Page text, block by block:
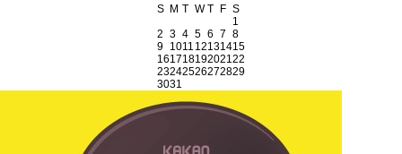
S M T W T F S
1
2 3 4 5 6 7 8
9 1011 12131415
161718192021 22
23242526272829
3031